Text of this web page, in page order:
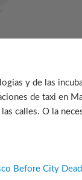
y de las
de taxi en
calles. O la
Before City